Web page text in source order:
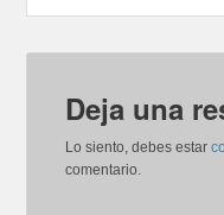
Deja una
Lo siento, debes estar
comentario.